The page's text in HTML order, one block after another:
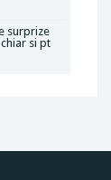
surprize
si pt